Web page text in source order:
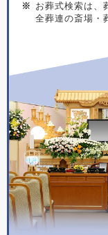
※
お葬式検索は、
全葬連の斎場・